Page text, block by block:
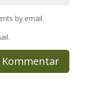
by email.